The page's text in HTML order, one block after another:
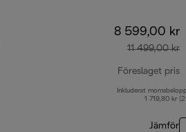
8 599,00 kr
11 499,00 kr
Föreslaget pris
Inkluderat
1 719,80 kr
Jämför